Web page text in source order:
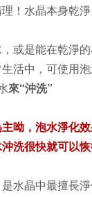
！ 水晶本身乾淨
或是能在乾淨
活中， 可使用
來“沖洗”
呦，泡水淨化
洗很快就可以
水晶中最擅長